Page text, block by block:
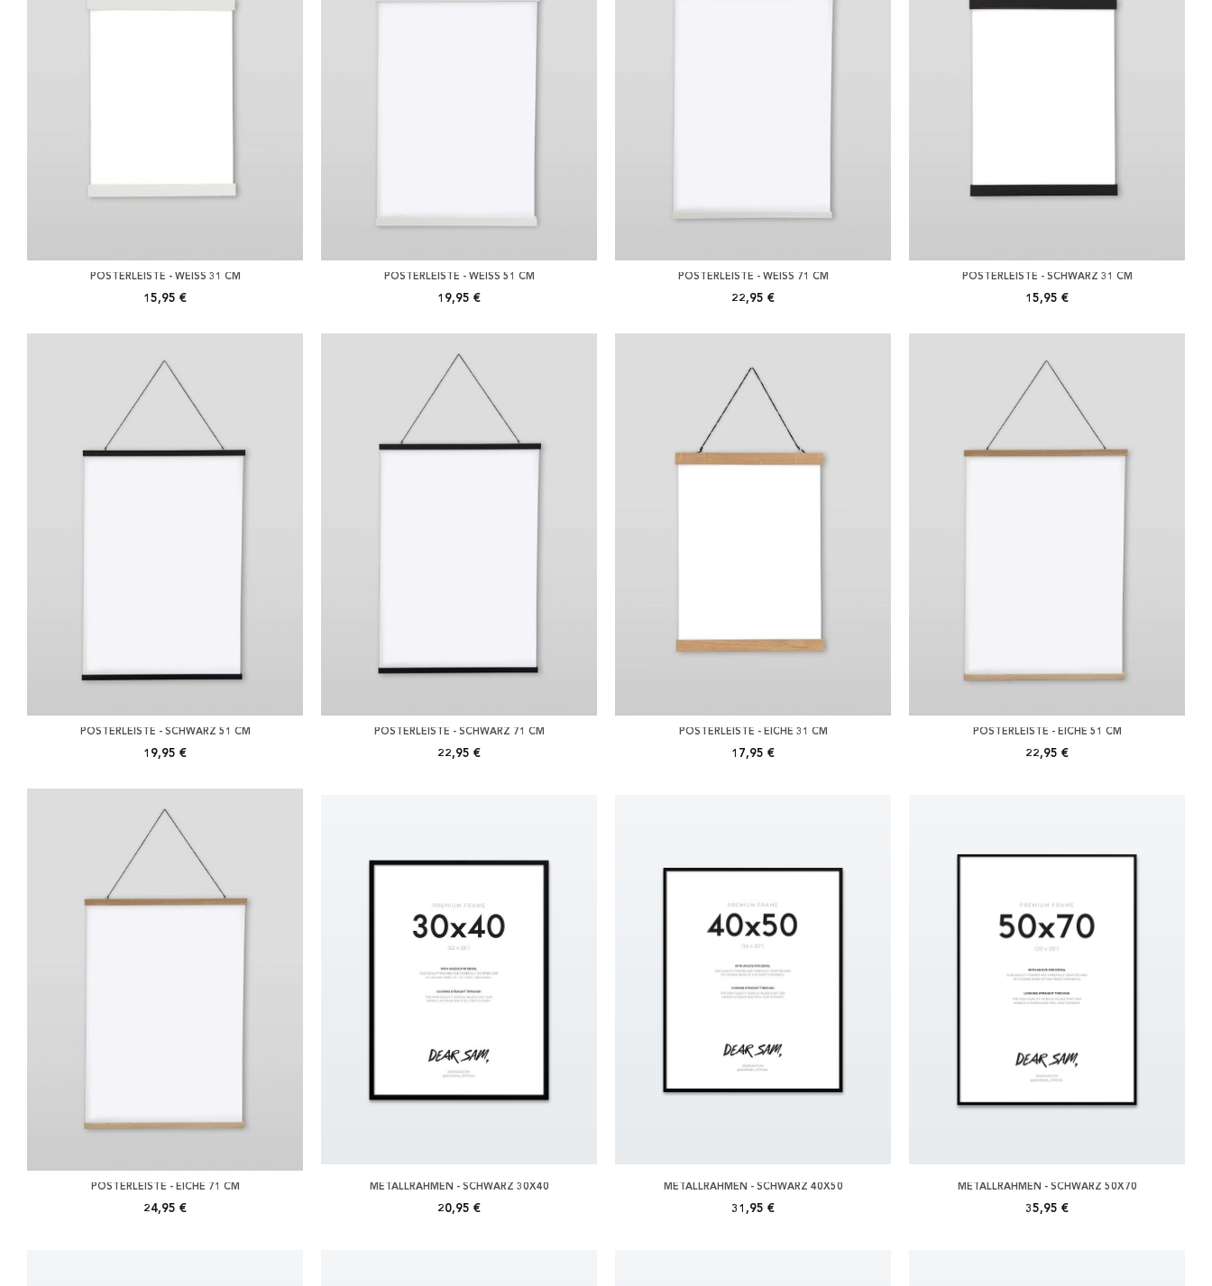
POSTERLEISTE - WEISS 31 CM
15,95 €
POSTERLEISTE - WEISS 51 CM
19,95 €
POSTERLEISTE - WEISS 71 CM
22,95 €
POSTERLEISTE - SCHWARZ 31 CM
15,95 €
POSTERLEISTE - SCHWARZ 51 CM
19,95 €
POSTERLEISTE - SCHWARZ 71 CM
22,95 €
POSTERLEISTE - EICHE 31 CM
17,95 €
POSTERLEISTE - EICHE 51 CM
22,95 €
POSTERLEISTE - EICHE 71 CM
24,95 €
METALLRAHMEN - SCHWARZ 30X40
20,95 €
METALLRAHMEN - SCHWARZ 40X50
31,95 €
METALLRAHMEN - SCHWARZ 50X70
35,95 €